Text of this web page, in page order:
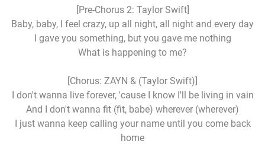
[Pre-Chorus 2: Taylor Swift]
Baby, baby, I feel crazy, up all night, all night and every day
I gave you something, but you gave me nothing
What is happening to me?
[Chorus: ZAYN & (Taylor Swift)]
I don't wanna live forever, 'cause I know I'll be living in vain
And I don't wanna fit (fit, babe) wherever (wherever)
I just wanna keep calling your name until you come back
home